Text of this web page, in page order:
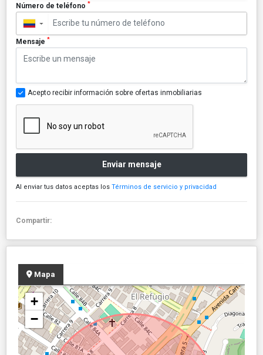
Número de teléfono *
▼
Mensaje *
Acepto recibir información sobre ofertas inmobiliarias
Enviar mensaje
Al enviar tus datos aceptas los Términos de servicio y privacidad
Compartir:
Mapa
+
−